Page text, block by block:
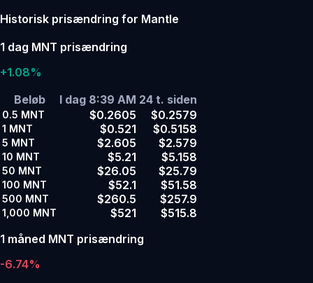
Historisk prisændring for Mantle
1 dag MNT prisændring
+1.08%
Beløb
I dag 8:39 AM 24 t. siden
0.5 MNT $0.2605 $0.2579
1 MNT $0.521 $0.5158
5 MNT $2.605 $2.579
10 MNT $5.21 $5.158
50 MNT $26.05 $25.79
100 MNT $52.1 $51.58
500 MNT $260.5 $257.9
1,000 MNT $521
$515.8
1 måned MNT prisændring
-6.74%